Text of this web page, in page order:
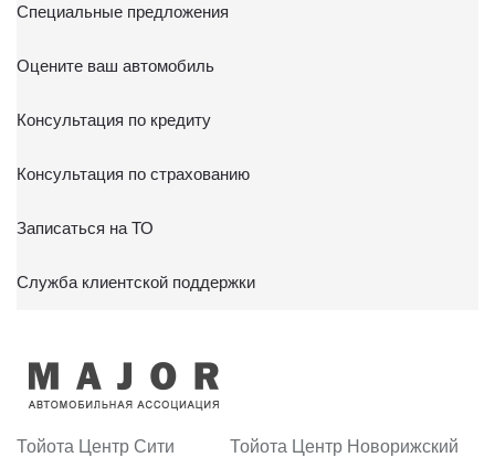
Специальные предложения
Оцените ваш автомобиль
Консультация по кредиту
Консультация по страхованию
Записаться на ТО
Служба клиентской поддержки
Тойота Центр Сити Тойота Центр Новорижский